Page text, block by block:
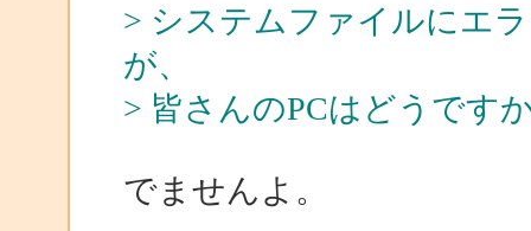
> システムファイルにエ
が、
> 皆さんのPCはどうです
でませんよ。